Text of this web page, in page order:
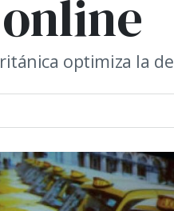
optimiza la